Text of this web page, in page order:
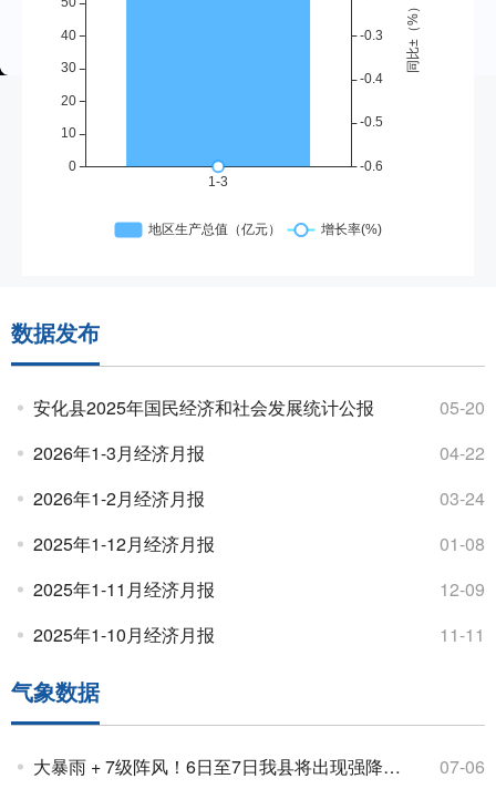
数据发布
安化县2025年国民经济和社会发展统计公报
05-20
2026年1-3月经济月报
04-22
2026年1-2月经济月报
03-24
2025年1-12月经济月报
01-08
2025年1-11月经济月报
12-09
2025年1-10月经济月报
11-11
气象数据
大暴雨 + 7级阵风！6日至7日我县将出现强降雨、强对流天气
07-06